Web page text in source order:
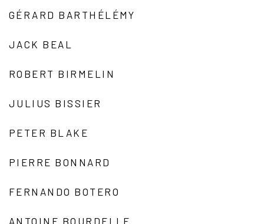
GÉRARD BARTHÉLÉMY
JACK BEAL
ROBERT BIRMELIN
JULIUS BISSIER
PETER BLAKE
PIERRE BONNARD
FERNANDO BOTERO
ANTOINE BOURDELLE